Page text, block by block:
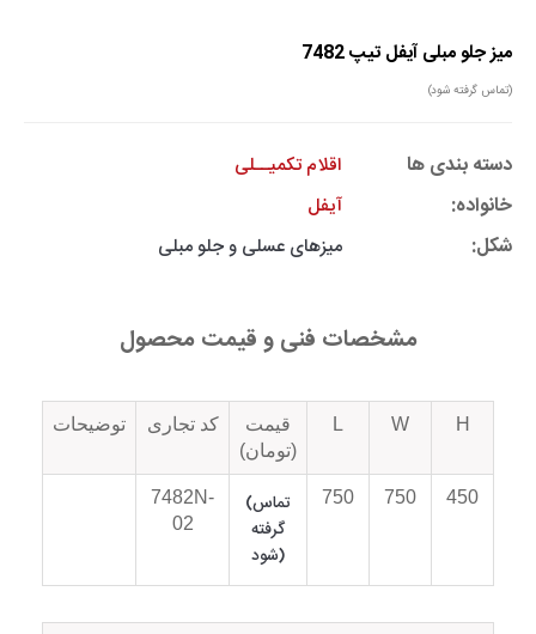
میز جلو مبلی آیفل تیپ 7482
(تماس گرفته شود)
دسته بندی ها اقلام تکمیــلی
خانواده: آیفل
شکل: میز‌های عسلی و جلو مبلی
مشخصات فنی و قیمت محصول
H
W
L
قیمت
(تومان)
کد تجاری توضیحات
450
750
750
(تماس
گرفته
شود)
7482N-
02